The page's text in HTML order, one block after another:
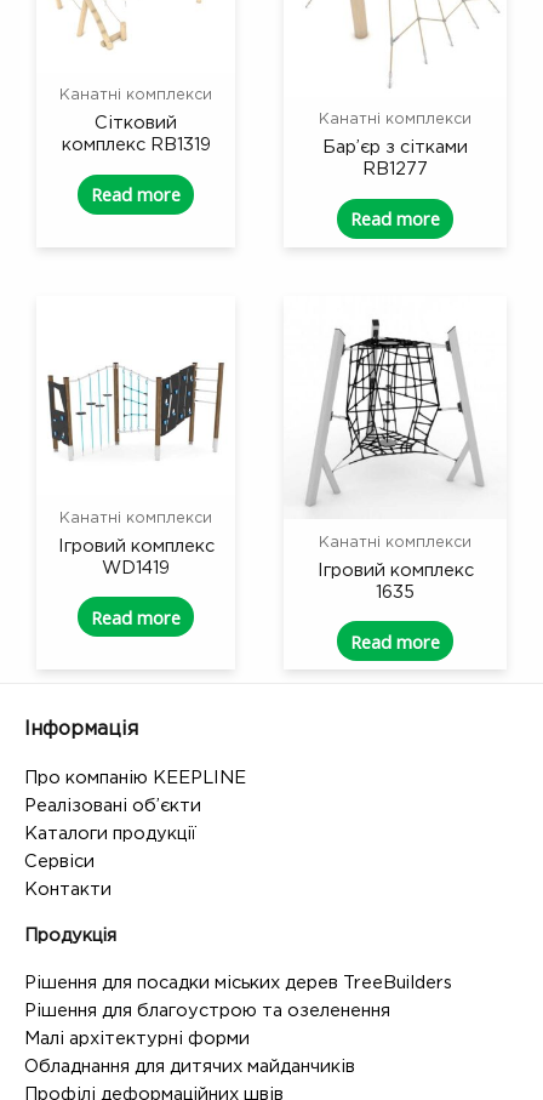
Канатні комплекси
Сітковий
комплекс RB1319
Read more
Канатні комплекси
Бар’єр з сітками
RB1277
Read more
Канатні комплекси
Ігровий комплекс
WD1419
Read more
Канатні комплекси
Ігровий комплекс
1635
Read more
Інформація
Про компанію KEEPLINE
Реалізовані об’єкти
Каталоги продукції
Сервіси
Контакти
Продукція
Рішення для посадки міських дерев TreeBuilders
Рішення для благоустрою та озеленення
Малі архітектурні форми
Обладнання для дитячих майданчиків
Профілі деформаційних швів